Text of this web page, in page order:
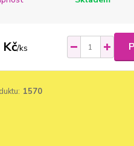
/ks
1570